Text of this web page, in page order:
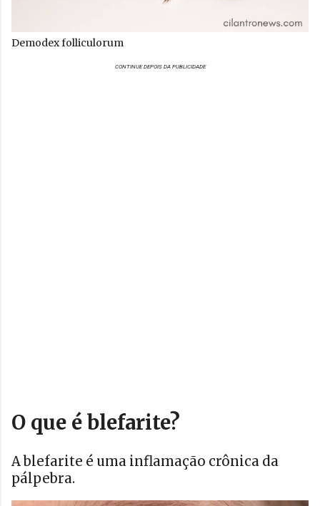
Demodex folliculorum
O que é blefarite?
A blefarite é uma inflamação crônica da
pálpebra.